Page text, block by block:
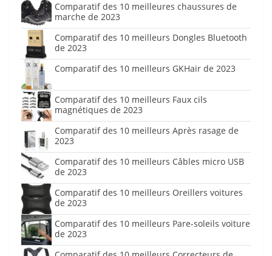
Comparatif des 10 meilleures chaussures de
marche de 2023
Comparatif des 10 meilleurs Dongles Bluetooth
de 2023
Comparatif des 10 meilleurs GKHair de 2023
Comparatif des 10 meilleurs Faux cils
magnétiques de 2023
Comparatif des 10 meilleurs Après rasage de
2023
Comparatif des 10 meilleurs Câbles micro USB
de 2023
Comparatif des 10 meilleurs Oreillers voitures
de 2023
Comparatif des 10 meilleurs Pare-soleils voiture
de 2023